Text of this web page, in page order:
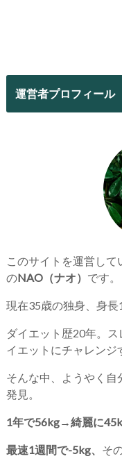
運営者プロフィール
このサイトを運営して
のNAO（ナオ） です。
現在35歳の独身、身長
ダイエット歴20年。
イエットにチャレンジ
そんな中、ようやく自
発見。
1年で56kg→綺麗に
最速1週間で-5kg、 そ